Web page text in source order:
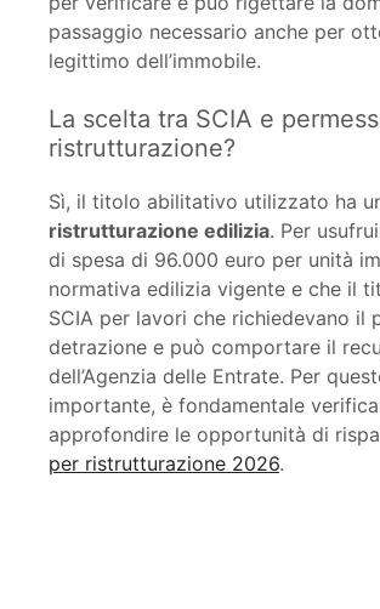
passaggio necessario anche per
legittimo dell’immobile.
La scelta tra SCIA e
ristrutturazione?
Sì, il titolo abilitativo utilizzato ha
ristrutturazione edilizia. Per
di spesa di 96.000 euro per unità
normativa edilizia vigente e che il
SCIA per lavori che richiedevano
detrazione e può comportare il
dell’Agenzia delle Entrate. Per
importante, è fondamentale
approfondire le opportunità di
per ristrutturazione 2026.